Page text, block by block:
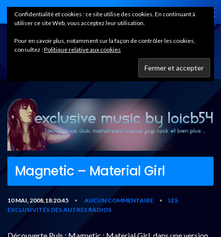
Home
Magnetic – Material Girl
10 MAI, 2008,18:20:45 • AUCUN COMMENTAIRE •
LES
EXCLUSIVITÉS DES AUTRES RADIOS
Confidentialité et cookies : ce site utilise des cookies. En continuant à
utiliser ce site Web, vous acceptez leur utilisation.
Pour en savoir plus, notamment sur la façon de contrôler les cookies,
consultez :Politique relative aux cookies